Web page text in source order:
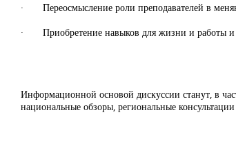
· Переосмысление роли преподавателей в
· Приобретение навыков для жизни и работы и
Информационной основой дискуссии станут, в
национальные обзоры, региональные